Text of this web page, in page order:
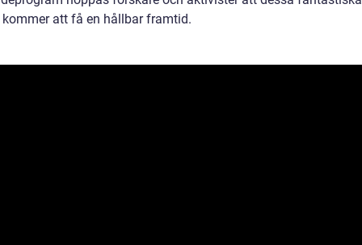
kommer att få en hållbar framtid.